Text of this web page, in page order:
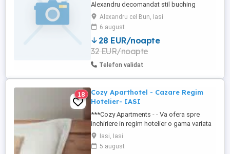
Alexandru decomandat stil buching
Alexandru cel Bun, Iasi
6 august
28 EUR/noapte
32 EUR/noapte
Telefon validat
18
Cozy Aparthotel - Cazare Regim
Hotelier- IASI
***Cozy Apartments - - Va ofera spre
inchiriere in regim hotelier o gama variata
de apartamente si garsoniere situate in
puncte cheie ale orasului doar in
complexe rezidentiale noi: *Zona Palas
Iasi, Iasi
5 august